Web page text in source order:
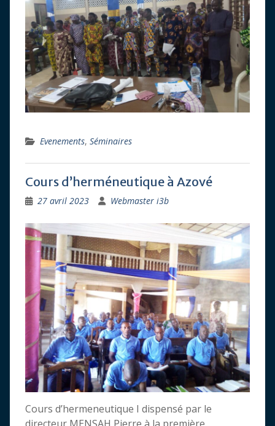
Evenements, Séminaires
Cours d’herméneutique à Azové
27 avril 2023 Webmaster i3b
Cours d’hermeneutique I dispensé par le
directeur MENSAH Pierre à la première